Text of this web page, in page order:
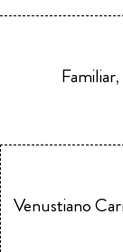
Familiar,
Venustiano